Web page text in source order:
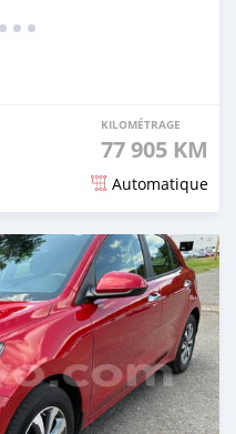
KILOMÉTRAGE
77 905 KM
Automatique